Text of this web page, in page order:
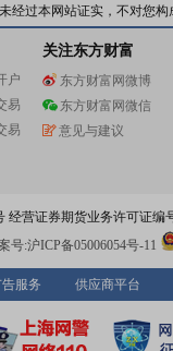
经过本网站证实，不对您
户
易
易
关注东方财富
东方财富网微博
东方财富网微信
意见与建议
营证券期货业务许可证编
号:沪ICP备05006054号-11
告服务 供应商平台